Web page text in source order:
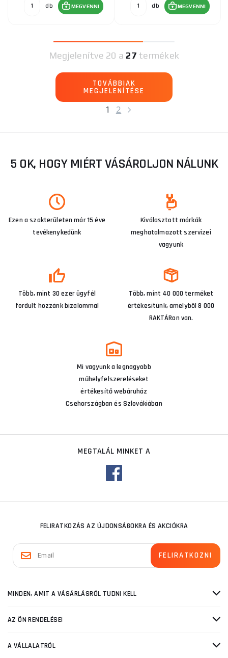
db MEGVENNI db MEGVENNI
1 2
Megjelenítve 20 a 27termékek
TOVÁBBIAK
MEGJELENÍTÉSE
5 OK, HOGY MIÉRT VÁSÁROLJON NÁLUNK
Ezen a szakterületen már 15 éve
tevékenykedünk
Kiválasztott márkák
meghatalmazott szervizei
vagyunk
Több, mint 30 ezer ügyfél
fordult hozzánk bizalommal
Több, mint 40 000 terméket
értékesítünk, amelyből 8 000
RAKTÁRon van.
Mi vagyunk a legnagyobb
műhelyfelszereléseket
értékesítő webáruház
Csehországban és Szlovákiában
MEGTALÁL MINKET A
FELIRATKOZÁS AZ ÚJDONSÁGOKRA ÉS AKCIÓKRA
MINDEN, AMIT A VÁSÁRLÁSRÓL TUDNI KELL
AZ ÖN RENDELÉSEI
A VÁLLALATRÓL